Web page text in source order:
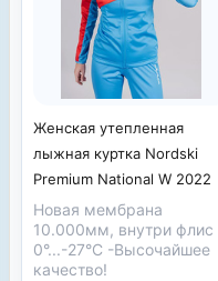
Женская утепленная
лыжная куртка Nordski
Premium National W 2022
Новая мембрана
10.000мм, внутри флис
0°...-27°С -Высочайшее
качество!